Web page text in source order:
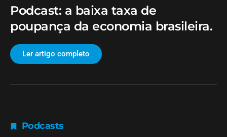
Podcast: a baixa taxa de
poupança da economia brasileira.
Ler artigo completo
Podcasts